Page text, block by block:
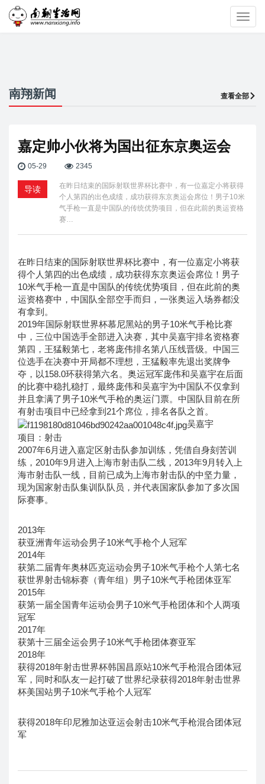
南翔新闻 查看全部
嘉定帅小伙将为国出征东京奥运会
05-29 2345
导读
在昨日结束的国际射联世界杯比赛中，有一位嘉定小将获得
个人第四的出色成绩，成功获得东京奥运会席位！男子10米
气手枪一直是中国队的传统优势项目，但在此前的奥运资格
赛…
在昨日结束的国际射联世界杯比赛中，有一位嘉定小将获
得个人第四的出色成绩，成功获得东京奥运会席位！男子
10米气手枪一直是中国队的传统优势项目，但在此前的奥
运资格赛中，中国队全部空手而归，一张奥运入场券都没
有拿到。
2019年国际射联世界杯慕尼黑站的男子10米气手枪比赛
中，三位中国选手全部进入决赛，其中吴嘉宇排名资格赛
第四，王猛毅第七，老将庞伟排名第八压线晋级。中国三
位选手在决赛中开局都不理想，王猛毅率先退出奖牌争
夺，以158.0环获得第六名。奥运冠军庞伟和吴嘉宇在后面
的比赛中稳扎稳打，最终庞伟和吴嘉宇为中国队不仅拿到
并且拿满了男子10米气手枪的奥运门票。中国队目前在所
有射击项目中已经拿到21个席位，排名各队之首。
吴嘉宇
项目：射击
2007年6月进入嘉定区射击队参加训练，凭借自身刻苦训
练，2010年9月进入上海市射击队二线，2013年9月转入上
海市射击队一线，目前已成为上海市射击队的中坚力量，
现为国家射击队集训队队员，并代表国家队参加了多次国
际赛事。
2013年
获亚洲青年运动会男子10米气手枪个人冠军
2014年
获第二届青年奥林匹克运动会男子10米气手枪个人第七名
获世界射击锦标赛（青年组）男子10米气手枪团体亚军
2015年
获第一届全国青年运动会男子10米气手枪团体和个人两项
冠军
2017年
获第十三届全运会男子10米气手枪团体赛亚军
2018年
获得2018年射击世界杯韩国昌原站10米气手枪混合团体冠
军，同时和队友一起打破了世界纪录获得2018年射击世界
杯美国站男子10米气手枪个人冠军
获得2018年印尼雅加达亚运会射击10米气手枪混合团体冠
军